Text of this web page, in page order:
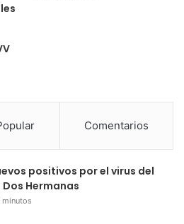
Comentarios
positivos por el virus del
Dos Hermanas
minutos